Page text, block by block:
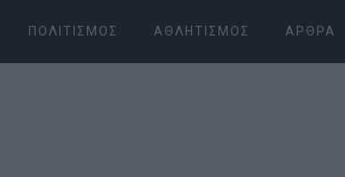
ΠΟΛΙΤΙΣΜΌΣ ΑΘΛΗΤΙΣΜΌΣ ΆΡΘΡΑ